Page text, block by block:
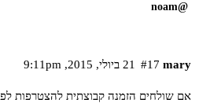
@noam
mary 21 ביולי,‏ 2015,‏ 9:11pm #17
אם שולחים הזמנה קבוצתית להצטרפות